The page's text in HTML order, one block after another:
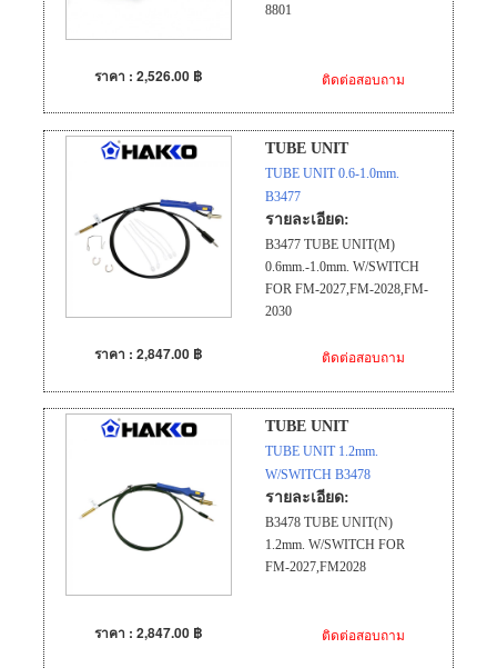
8801
ราคา : 2,526.00 ฿ ติดต่อสอบถาม
TUBE UNIT
TUBE UNIT 0.6-1.0mm.
B3477
รายละเอียด:
B3477 TUBE UNIT(M)
0.6mm.-1.0mm. W/SWITCH
FOR FM-2027,FM-2028,FM-
2030
ราคา : 2,847.00 ฿ ติดต่อสอบถาม
TUBE UNIT
TUBE UNIT 1.2mm.
W/SWITCH B3478
รายละเอียด:
B3478 TUBE UNIT(N)
1.2mm. W/SWITCH FOR
FM-2027,FM2028
ราคา : 2,847.00 ฿ ติดต่อสอบถาม